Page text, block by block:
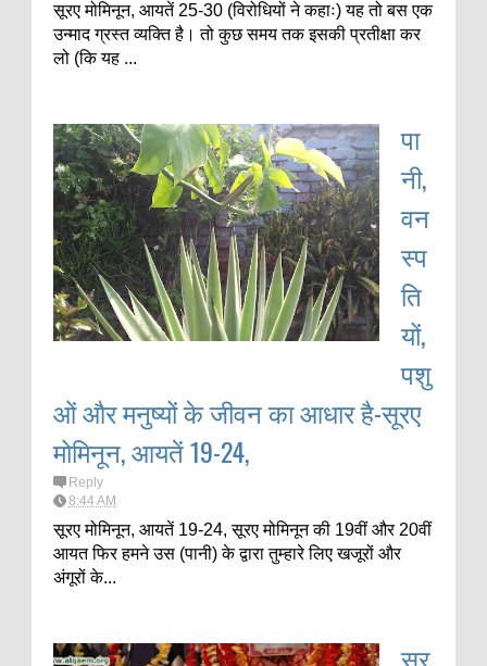
सूरए मोमिनून, आयतें 25-30 (विरोधियों ने कहाः) यह तो बस एक
उन्माद ग्रस्त व्यक्ति है। तो कुछ समय तक इसकी प्रतीक्षा कर
लो (कि यह ...
पा
नी,
वन
स्प
ति
यों,
पशु
ओं और मनुष्यों के जीवन का आधार है-सूरए
मोमिनून, आयतें 19-24,
Reply
8:44 AM
सूरए मोमिनून, आयतें 19-24, सूरए मोमिनून की 19वीं और 20वीं
आयत फिर हमने उस (पानी) के द्वारा तुम्हारे लिए खजूरों और
अंगूरों के...
सूर